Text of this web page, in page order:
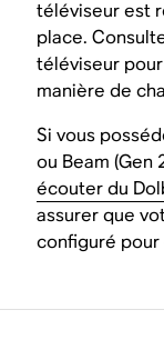
téléviseur est
place.
téléviseur
manière de
Si vous
ou Beam (Gen
écouter du
assurer que
configuré